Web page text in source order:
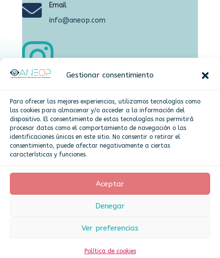
Gestionar consentimiento
Para ofrecer las mejores experiencias, utilizamos tecnologías como
las cookies para almacenar y/o acceder a la información del
dispositivo. El consentimiento de estas tecnologías nos permitirá
procesar datos como el comportamiento de navegación o las
identificaciones únicas en este sitio. No consentir o retirar el
consentimiento, puede afectar negativamente a ciertas
características y funciones.
Aceptar
Denegar
Ver preferencias
Política de cookies

Email
info@aneop.com


Plaza de la Constitución,15 Alcorcón
Más info
Asociación Nacional de Empresarios de Óptica